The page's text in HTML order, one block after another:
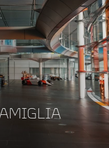
(98ft)
(381ft)